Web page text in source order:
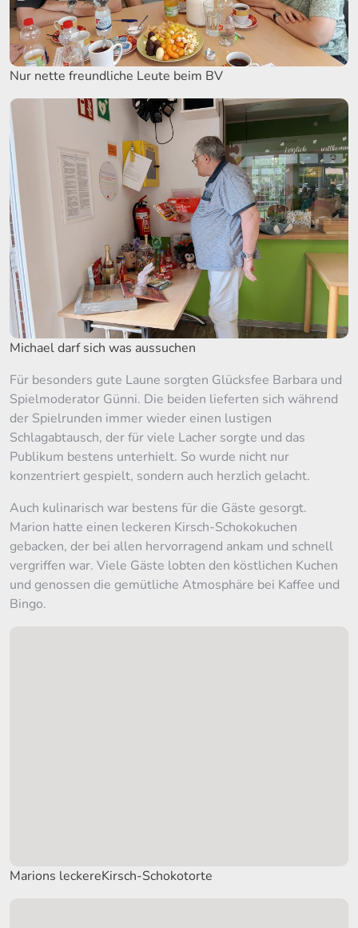
Nur nette freundliche Leute beim BV
Michael darf sich was aussuchen
Für besonders gute Laune sorgten Glücksfee Barbara und
Spielmoderator Günni. Die beiden lieferten sich während
der Spielrunden immer wieder einen lustigen
Schlagabtausch, der für viele Lacher sorgte und das
Publikum bestens unterhielt. So wurde nicht nur
konzentriert gespielt, sondern auch herzlich gelacht.
Auch kulinarisch war bestens für die Gäste gesorgt.
Marion hatte einen leckeren Kirsch-Schokokuchen
gebacken, der bei allen hervorragend ankam und schnell
vergriffen war. Viele Gäste lobten den köstlichen Kuchen
und genossen die gemütliche Atmosphäre bei Kaffee und
Bingo.
Marions leckereKirsch-Schokotorte